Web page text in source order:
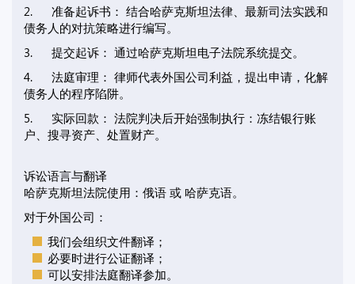
2. 准备起诉书： 结合哈萨克斯坦法律、最新司法实践和
债务人的对抗策略进行编写。
3. 提交起诉： 通过哈萨克斯坦电子法院系统提交。
4. 法庭审理： 律师代表外国公司利益，提出申请，化解
债务人的程序陷阱。
5. 实际回款： 法院判决后开始强制执行：冻结银行账
户、搜寻资产、处置财产。
诉讼语言与翻译
哈萨克斯坦法院使用：俄语 或 哈萨克语。
对于外国公司：
我们会组织文件翻译；
必要时进行公证翻译；
可以安排法庭翻译参加。